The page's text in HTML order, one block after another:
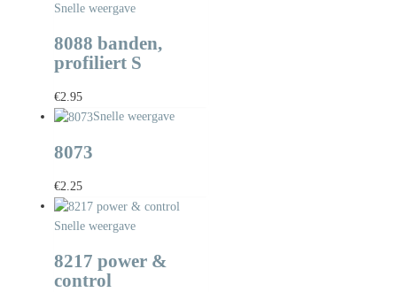
Snelle weergave
8088 banden,
profiliert S
€2.95
Snelle weergave
8073
€2.25
Snelle weergave
8217 power &
control